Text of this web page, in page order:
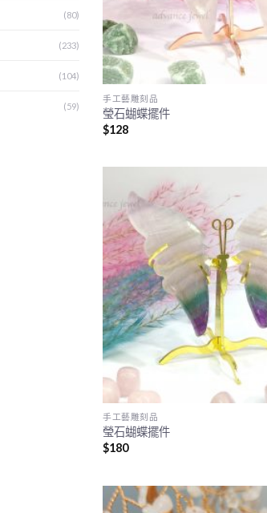
(80)
(233)
(104)
(59)
手工藝雕刻品
瑩石蝴蝶擺件
$128
手工藝雕刻品
瑩石蝴蝶擺件
$180